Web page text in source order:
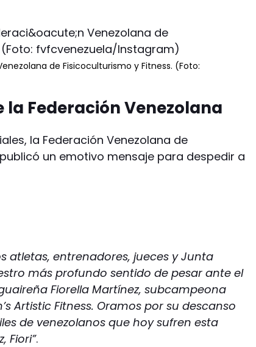
de Fisicoculturismo y Fitness. (Foto:
la Federación Venezolana
la Federación Venezolana de
un emotivo mensaje para despedir a
atletas, entrenadores, jueces y Junta
más profundo sentido de pesar ante el
Fiorella Martínez, subcampeona
Artistic Fitness. Oramos por su descanso
de venezolanos que hoy sufren esta
Fiori”.